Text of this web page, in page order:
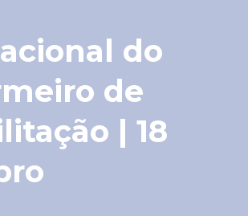
do
de
| 18